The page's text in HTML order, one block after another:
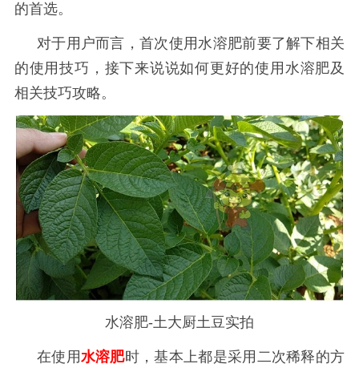
的首选。
对于用户而言，首次使用水溶肥前要了解下相关
的使用技巧，接下来说说如何更好的使用水溶肥及
相关技巧攻略。
水溶肥-土大厨土豆实拍
在使用 水溶肥时，基本上都是采用二次稀释的方